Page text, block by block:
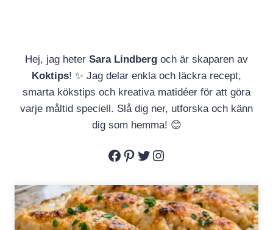
Hej, jag heter Sara Lindberg och är skaparen av
Koktips! ✨ Jag delar enkla och läckra recept,
smarta kökstips och kreativa matidéer för att göra
varje måltid speciell. Slå dig ner, utforska och känn
dig som hemma! 😊
Facebook
Pinterest
Twitter
Instagram